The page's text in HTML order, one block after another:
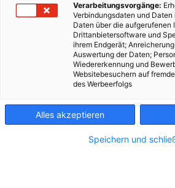
Verarbeitungsvorgänge:
Verbindungsdaten und Daten
Daten über die aufgerufenen
Drittanbietersoftware und
ihrem Endgerät;
Auswertung der Daten;
Wiedererkennung und
Websitebesuchern auf
des Werbeerfolgs
Alles akzeptieren
Speichern und